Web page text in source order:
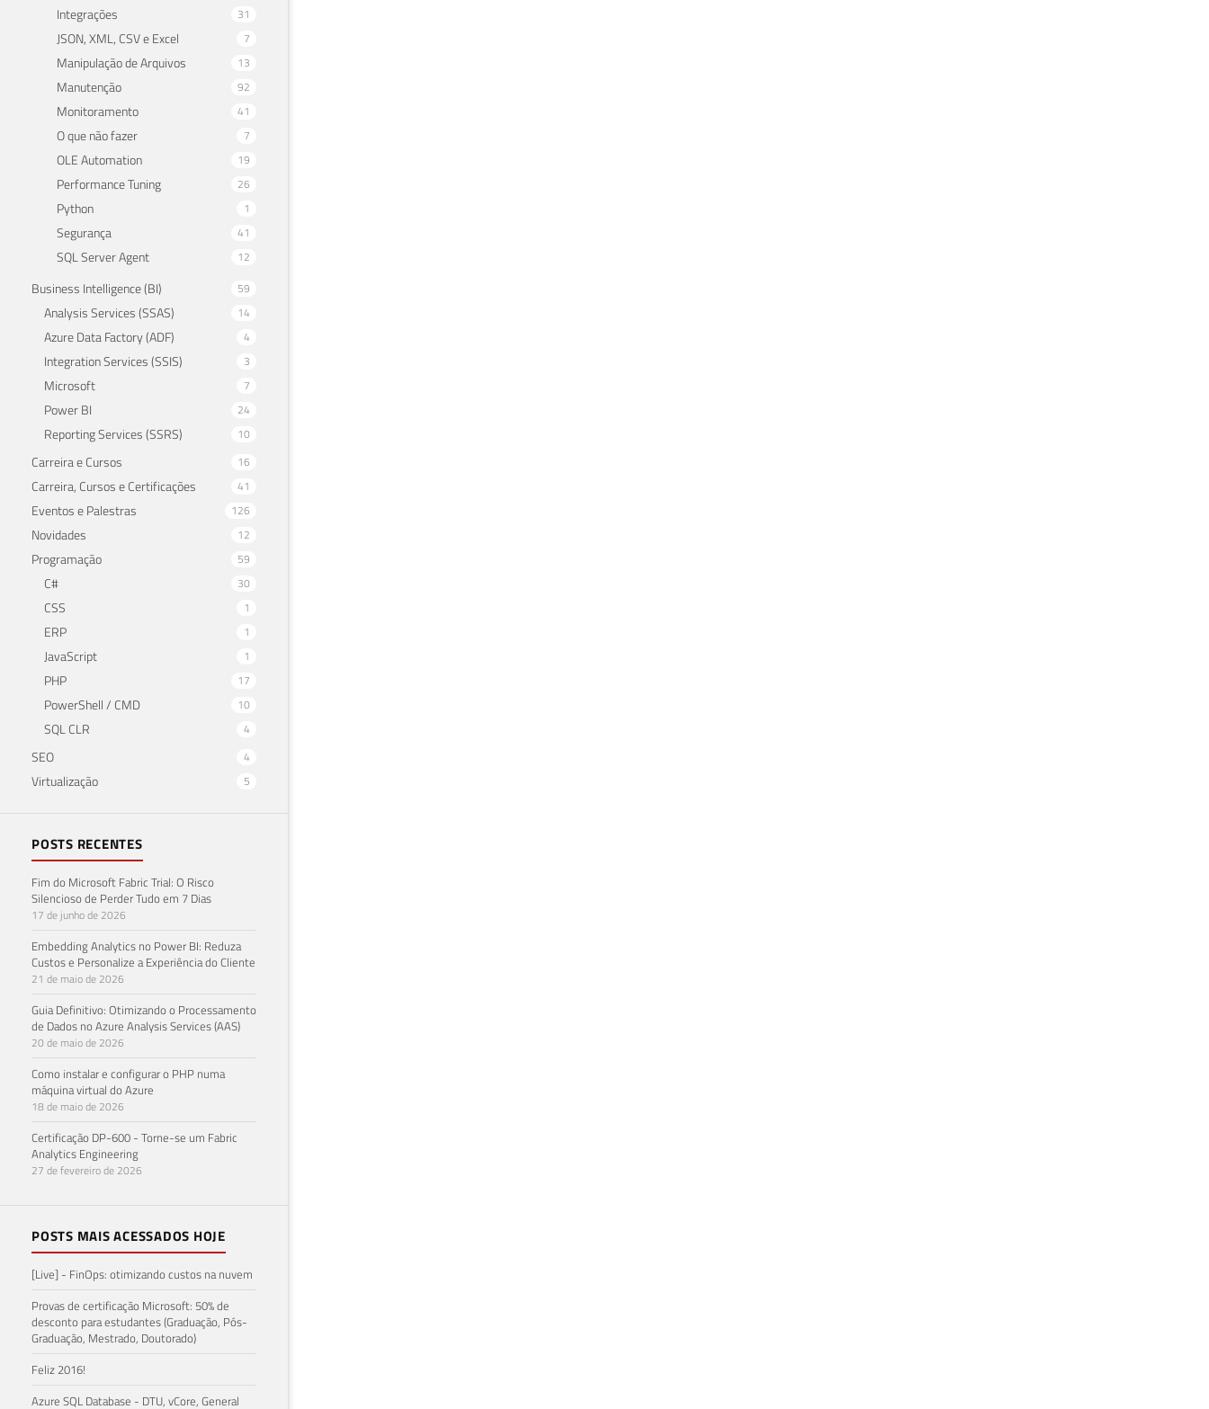
Integrações 31
JSON, XML, CSV e Excel 7
Manipulação de Arquivos 13
Manutenção 92
Monitoramento 41
O que não fazer 7
OLE Automation 19
Performance Tuning 26
Python 1
Segurança 41
SQL Server Agent 12
Business Intelligence (BI) 59
Analysis Services (SSAS) 14
Azure Data Factory (ADF) 4
Integration Services (SSIS) 3
Microsoft 7
Power BI 24
Reporting Services (SSRS) 10
Carreira e Cursos 16
Carreira, Cursos e Certificações 41
Eventos e Palestras 126
Novidades 12
Programação 59
C# 30
CSS 1
ERP 1
JavaScript 1
PHP 17
PowerShell / CMD 10
SQL CLR 4
SEO 4
Virtualização 5
POSTS RECENTES
Fim do Microsoft Fabric Trial: O Risco
Silencioso de Perder Tudo em 7 Dias
17 de junho de 2026
Embedding Analytics no Power BI: Reduza
Custos e Personalize a Experiência do Cliente
21 de maio de 2026
Guia Definitivo: Otimizando o Processamento
de Dados no Azure Analysis Services (AAS)
20 de maio de 2026
Como instalar e configurar o PHP numa
máquina virtual do Azure
18 de maio de 2026
Certificação DP-600 - Torne-se um Fabric
Analytics Engineering
27 de fevereiro de 2026
POSTS MAIS ACESSADOS HOJE
[Live] - FinOps: otimizando custos na nuvem
Provas de certificação Microsoft: 50% de
desconto para estudantes (Graduação, Pós-
Graduação, Mestrado, Doutorado)
Feliz 2016!
Azure SQL Database - DTU, vCore, General